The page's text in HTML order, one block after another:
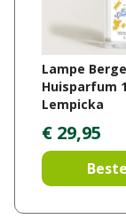
Lampe
Huisparfum
Lempicka
€ 29,95